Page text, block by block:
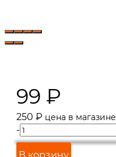
99 ₽
250 ₽ цена в магазине
-